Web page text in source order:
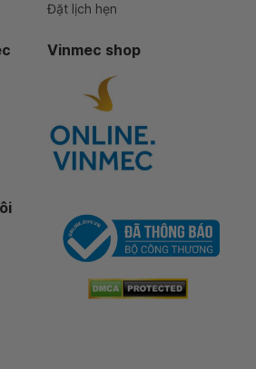
Đặt lịch hẹn
Vinmec shop